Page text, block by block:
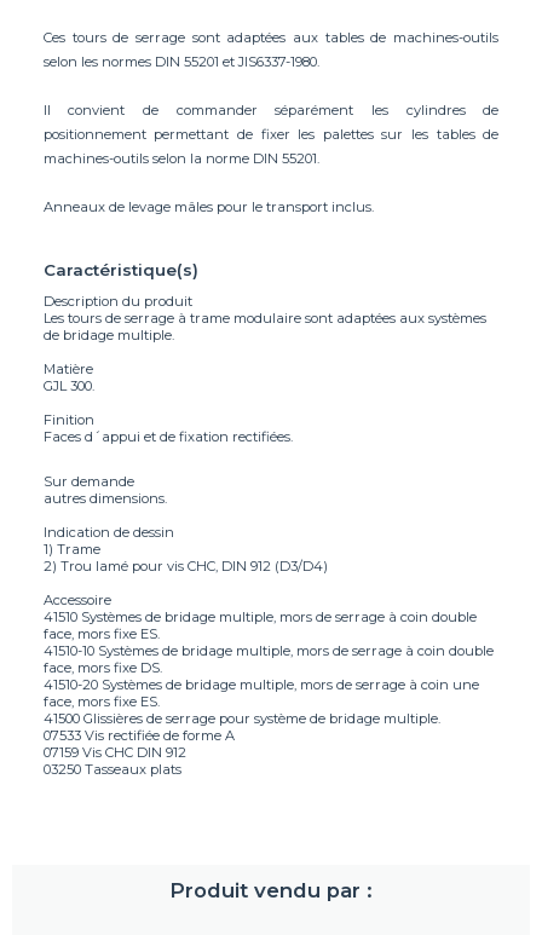
Ces tours de serrage sont adaptées aux tables de machines-outils
selon les normes DIN 55201 et JIS6337-1980.
Il convient de commander séparément les cylindres de
positionnement permettant de fixer les palettes sur les tables de
machines-outils selon la norme DIN 55201.
Anneaux de levage mâles pour le transport inclus.
Caractéristique(s)
Description du produit
Les tours de serrage à trame modulaire sont adaptées aux systèmes
de bridage multiple.
Matière
GJL 300.
Finition
Faces d´appui et de fixation rectifiées.
Sur demande
autres dimensions.
Indication de dessin
1) Trame
2) Trou lamé pour vis CHC, DIN 912 (D3/D4)
Accessoire
41510 Systèmes de bridage multiple, mors de serrage à coin double
face, mors fixe ES.
41510-10 Systèmes de bridage multiple, mors de serrage à coin double
face, mors fixe DS.
41510-20 Systèmes de bridage multiple, mors de serrage à coin une
face, mors fixe ES.
41500 Glissières de serrage pour système de bridage multiple.
07533 Vis rectifiée de forme A
07159 Vis CHC DIN 912
03250 Tasseaux plats
Produit vendu par :